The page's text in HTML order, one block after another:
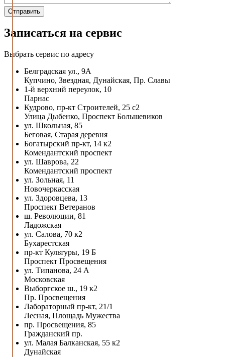
Записаться на сервис
Выбрать сервис по адресу
Белградская ул., 9А
Купчино, Звездная, Дунайская, Пр. Славы
1-й верхний переулок, 10
Парнас
Кудрово, пр-кт Строителей, 25 с2
Улица Дыбенко, Проспект Большевиков
ул. Школьная, 85
Беговая, Старая деревня
Богатырский пр-кт, 14 к2
Комендантский проспект
ул. Шаврова, 22
Комендантский проспект
ул. Зольная, 11
Новочеркасская
ул. Здоровцева, 13
Проспект Ветеранов
ш. Революции, 81
Ладожская
ул. Салова, 70 к2
Бухарестская
пр-кт Культуры, 19 Б
Проспект Просвещения
ул. Типанова, 24 А
Московская
Выборгское ш., 19 к2
Пр. Просвещения
Лабораторный пр-кт, 21/1
Лесная, Площадь Мужества
пр. Просвещения, 85
Гражданский пр.
ул. Малая Балканская, 55 к2
Дунайская